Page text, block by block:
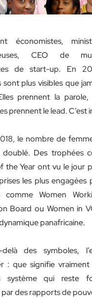
économistes,
CEO de
de start-up. En
sont plus visibles que
prennent la
prennent le lead. C’est
le nombre de
doublé. Des trophées
the Year ont vu le jour
les plus engagées
comme Women
Board ou Women in
panafricaine.
delà des symboles,
: que signifie vraiment
système qui reste
des rapports de